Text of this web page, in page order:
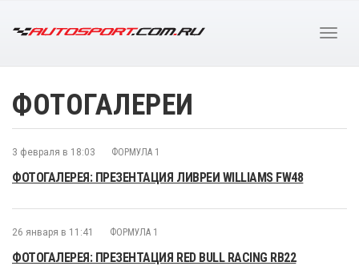
ФОТОГАЛЕРЕИ
3 февраля в 18:03 ФОРМУЛА 1
ФОТОГАЛЕРЕЯ: ПРЕЗЕНТАЦИЯ ЛИВРЕИ WILLIAMS FW48
26 января в 11:41 ФОРМУЛА 1
ФОТОГАЛЕРЕЯ: ПРЕЗЕНТАЦИЯ RED BULL RACING RB22